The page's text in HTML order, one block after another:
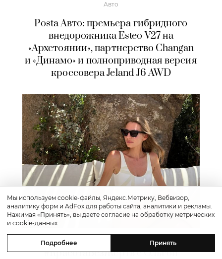
Авто
Posta Авто: премьера гибридного
внедорожника Esteo V27 на
«Архстоянии», партнерство Changan
и «Динамо» и полноприводная версия
кроссовера Jeland J6 AWD
Красота
#КрасотаБезЖертв с Ольгой
Мы используем cookie-файлы, Яндекс.Метрику, Вебвизор,
аналитику форм и AdFox для работы сайта, аналитики и рекламы.
Нажимая «Принять», вы даете согласие на обработку метрических
и cookie-данных.
Подробнее Принять